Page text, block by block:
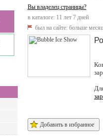
Вы владелец страницы?
в каталоге: 11 лет 7 дней
был на сайте: больше
Добавить в избранное